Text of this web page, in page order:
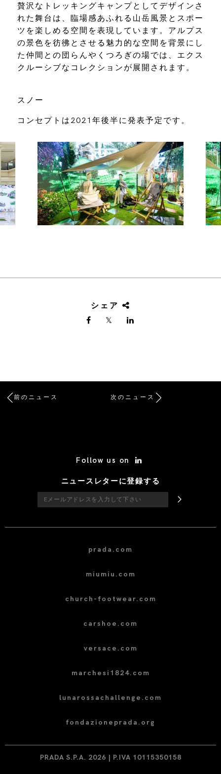
贅沢なトレッキングキャンプとしてデザインさ
れた舞台は、臨場感あふれる山岳風景とスポー
ツを楽しめる空間を表現しています。アルプス
の景色を彷彿とさせる魅力的な空間を背景にし
た仲間との団らんやくつろぎの場では、エクス
クルーシブなコレクションが展開されます。
スノー
コンセプトは2021年後半に発表予定です。
シェア
前のニュース 次のニュース
Follow us on
ニュースレターに登録する
prada.com
miumiu.com
church-footwear.com
carshoe.com
versace.com
marchesi1824.com
lunarossachallenge.com
fondazioneprada.org
PRADA S.P.A. 2026 | P.IVA 10115350158